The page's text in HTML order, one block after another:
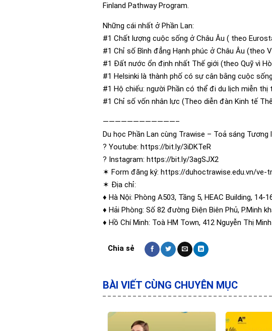
Finland Pathway Program.
Những cái nhất ở Phần Lan:
#1 Chất lượng cuộc sống ở Châu Âu ( theo
#1 Chỉ số Bình đẳng Hạnh phúc ở Châu Âu (theo
#1 Đất nước ổn định nhất Thế giới (theo Quỹ vì
#1 Helsinki là thành phố có sự cân bằng cuộc
#1 Hộ chiếu: người Phần có thể đi du lịch miễn
#1 Chỉ số vốn nhân lực (Theo diễn đàn Kinh tế
————————————–
Du học Phần Lan cùng Trawise – Toả sáng Tương
? Youtube: https://bit.ly/3iDKTeR
? Instagram: https://bit.ly/3agSJX2
✶ Form đăng ký: https://duhoctrawise.edu.vn/ve-
✶ Địa chỉ:
♦️ Hà Nội: Phòng A503, Tầng 5, HEAC Building, 14-
♦️ Hải Phòng: Số 82 đường Điện Biên Phủ, P.Minh
♦️ Hồ Chí Minh: Toà HM Town, 412 Nguyễn Thị
BÀI VIẾT CÙNG CHUYÊN MỤC